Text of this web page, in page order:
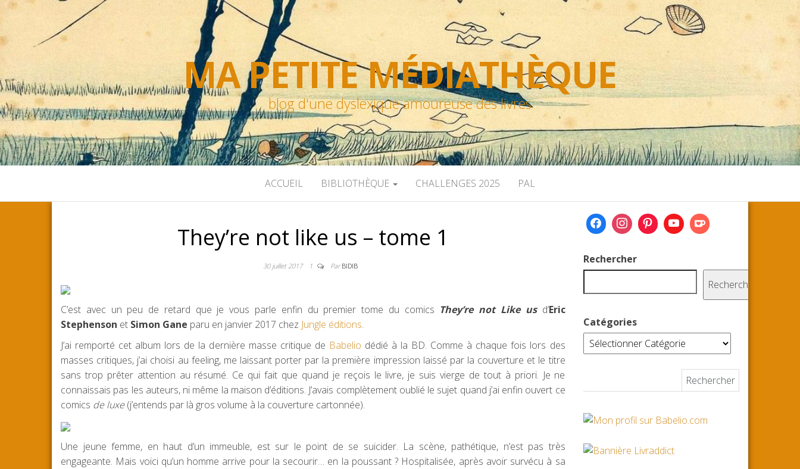
MA PETITE MÉDIATHÈQUE
blog d'une dyslexique amoureuse des livres
ACCUEIL BIBLIOTHÈQUE CHALLENGES 2025 PAL
They’re not like us – tome 1
30 juillet 2017 1 ParBIDIB
C’est avec un peu de retard que je vous parle enfin du premier tome du comics They’re not Like usd’Eric
Stephenson et Simon Gane paru en janvier 2017 chez Jungle éditions.
J’ai remporté cet album lors de la dernière masse critique de Babelio dédié à la BD. Comme à chaque fois lors des
masses critiques, j’ai choisi au feeling, me laissant porter par la première impression laissé par la couverture et le titre
sans trop prêter attention au résumé. Ce qui fait que quand je reçois le livre, je suis vierge de tout à priori. Je ne
connaissais pas les auteurs, ni même la maison d’éditions. J’avais complètement oublié le sujet quand j’ai enfin ouvert ce
comics de luxe(j’entends par là gros volume à la couverture cartonnée).
Une jeune femme, en haut d’un immeuble, est sur le point de se suicider. La scène, pathétique, n’est pas très
engageante. Mais voici qu’un homme arrive pour la secourir… en la poussant ? Hospitalisée, après avoir survécu à sa
Rechercher
Rechercher
Catégories